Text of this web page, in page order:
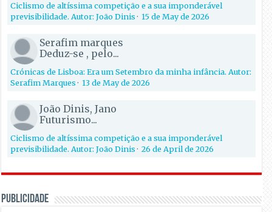
Ciclismo de altíssima competição e a sua imponderável
previsibilidade. Autor: João Dinis·15 de May de 2026
Serafim marques
Deduz-se , pelo...
Crónicas de Lisboa: Era um Setembro da minha infância. Autor:
Serafim Marques·13 de May de 2026
João Dinis, Jano
Futurismo...
Ciclismo de altíssima competição e a sua imponderável
previsibilidade. Autor: João Dinis·26 de April de 2026
PUBLICIDADE